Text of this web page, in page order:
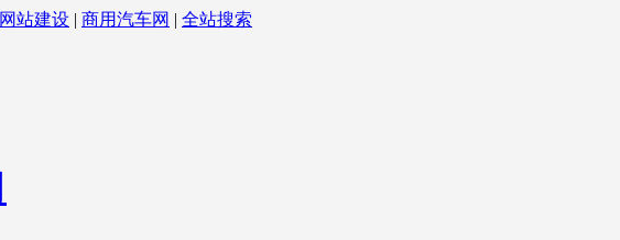
网站建设 | 商用汽车网 | 全站搜索